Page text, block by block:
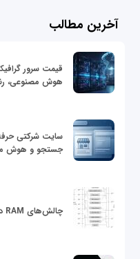
آخرین مطالب
هوش مصنوعی،
سایت شرکتی
جستجو و هوش
چالش‌های RAM در Workloadهای محاسباتی HPC